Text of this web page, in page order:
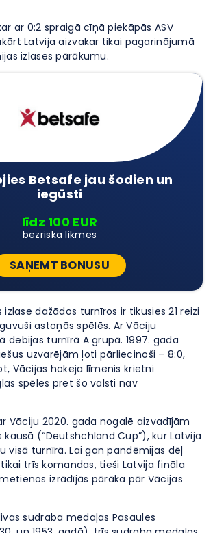
ar 0:2 spraigā cīņā piekāpās ASV
Latvija aizvakar tikai pagarinājumā
izlases pārākumu.
Betsafe jau šodien un
iegūsti
līdz 100 EUR
bezriska likmes
SAŅEMT BONUSU
izlase dažādos turnīros ir tikusies 21 reizi
astoņās spēlēs. Ar Vāciju
debijas turnīrā A grupā. 1997. gada
uzvarējām ļoti pārliecinoši – 8:0,
Vācijas hokeja līmenis krietni
spēles pret šo valsti nav
Vāciju 2020. gada nogalē aizvadījām
(“Deutshchland Cup”), kur Latvija
visā turnīrā. Lai gan pandēmijas dēļ
trīs komandas, tieši Latvija fināla
izrādījās pārāka pār Vācijas
sudraba medaļas Pasaules